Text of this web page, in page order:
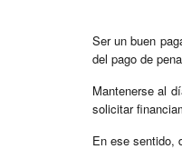
Ser un buen
del pago de
Mantenerse al
solicitar
En ese sentido,